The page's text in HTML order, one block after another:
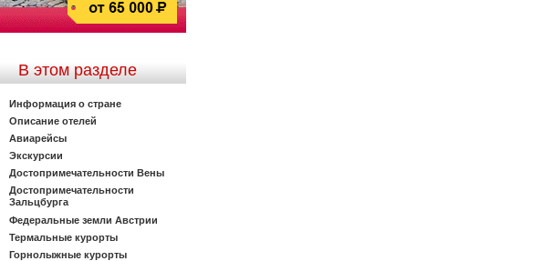
В этом разделе
Информация о стране
Описание отелей
Авиарейсы
Экскурсии
Достопримечательности Вены
Достопримечательности
Зальцбурга
Федеральные земли Австрии
Термальные курорты
Горнолыжные курорты